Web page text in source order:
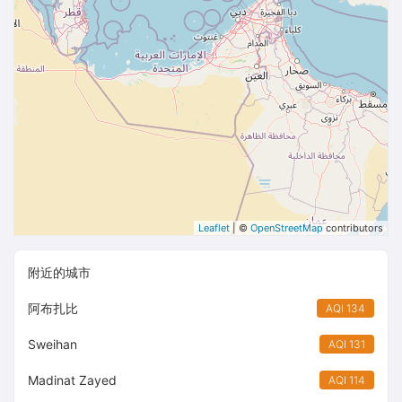
Leaflet | © OpenStreetMapcontributors
附近的城市
阿布扎比 AQI 134
Sweihan AQI 131
Madinat Zayed AQI 114